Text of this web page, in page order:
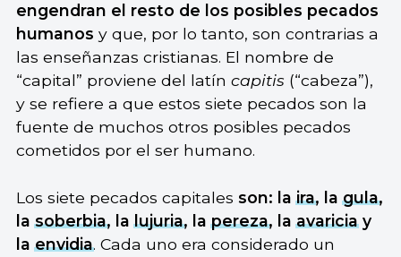
engendran el resto de los posibles pecados
humanos y que, por lo tanto, son contrarias a
las enseñanzas cristianas. El nombre de
“capital” proviene del latín capitis (“cabeza”),
y se refiere a que estos siete pecados son la
fuente de muchos otros posibles pecados
cometidos por el ser humano.
Los siete pecados capitales son: laira, lagula,
lasoberbia, lalujuria, lapereza, laavariciay
laenvidia. Cada uno era considerado un